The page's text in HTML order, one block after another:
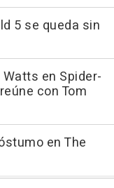
5 se queda sin
en Spider-
con Tom
en The